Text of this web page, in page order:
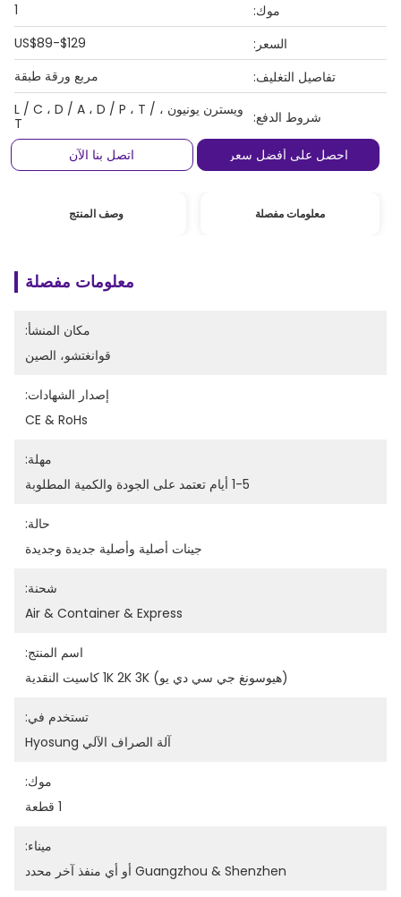
موك:
1
السعر:
US$89-$129
تفاصيل التغليف:
مربع ورقة طبقة
شروط الدفع:
ويسترن يونيون ، L / C ، D / A ، D / P ، T /
T
احصل على أفضل سعر
اتصل بنا الآن
معلومات مفصلة وصف المنتج
معلومات مفصلة
مكان المنشأ:
قوانغتشو، الصين
إصدار الشهادات:
CE & RoHs
مهلة:
1-5 أيام تعتمد على الجودة والكمية المطلوبة
حالة:
جينات أصلية وأصلية جديدة وجديدة
شحنة:
Air & Container & Express
اسم المنتج:
(هيوسونغ جي سي دي يو) 1K 2K 3K كاسيت النقدية
تستخدم في:
آلة الصراف الآلي Hyosung
موك:
1 قطعة
ميناء:
Guangzhou & Shenzhen أو أي منفذ آخر محدد